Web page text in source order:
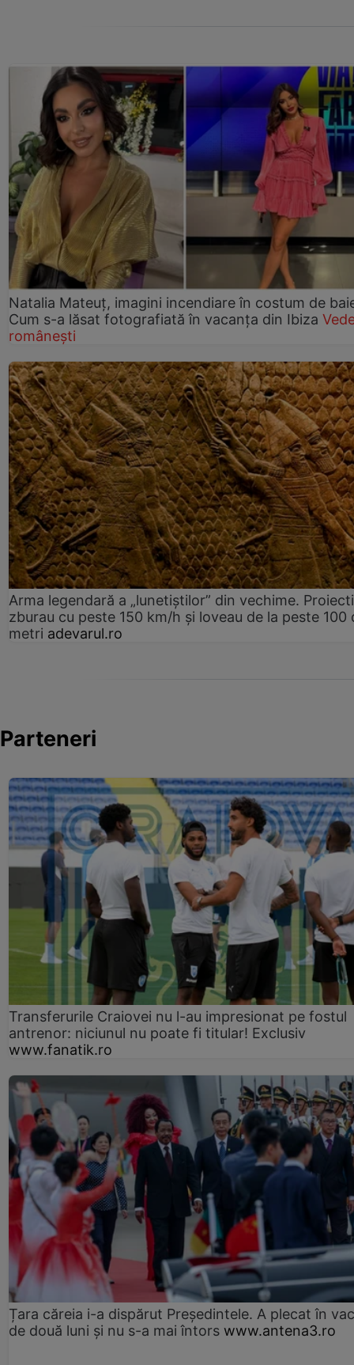
Natalia Mateuț, imagini incendiare în costum de
Cum s-a lăsat fotografiată în vacanța din Ibiza
românești
Arma legendară a „lunetiștilor” din vechime.
zburau cu peste 150 km/h și loveau de la peste 100
metri adevarul.ro
Parteneri
Transferurile Craiovei nu l-au impresionat pe fostul
antrenor: niciunul nu poate fi titular! Exclusiv
www.fanatik.ro
Țara căreia i-a dispărut Președintele. A plecat în
de două luni și nu s-a mai întors www.antena3.ro